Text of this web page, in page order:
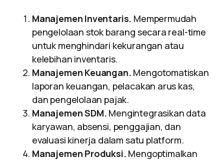
Manajemen Inventaris. Mempermudah
pengelolaan stok barang secara real-time
untuk menghindari kekurangan atau
kelebihan inventaris.
Manajemen Keuangan. Mengotomatiskan
laporan keuangan, pelacakan arus kas,
dan pengelolaan pajak.
Manajemen SDM. Mengintegrasikan data
karyawan, absensi, penggajian, dan
evaluasi kinerja dalam satu platform.
Manajemen Produksi. Mengoptimalkan